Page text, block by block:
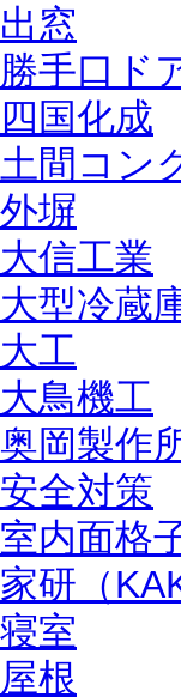
出窓
勝手口ド
四国化成
土間コン
外塀
大信工業
大型冷蔵
大工
大鳥機工
奥岡製作
安全対策
室内面格
家研（
寝室
屋根